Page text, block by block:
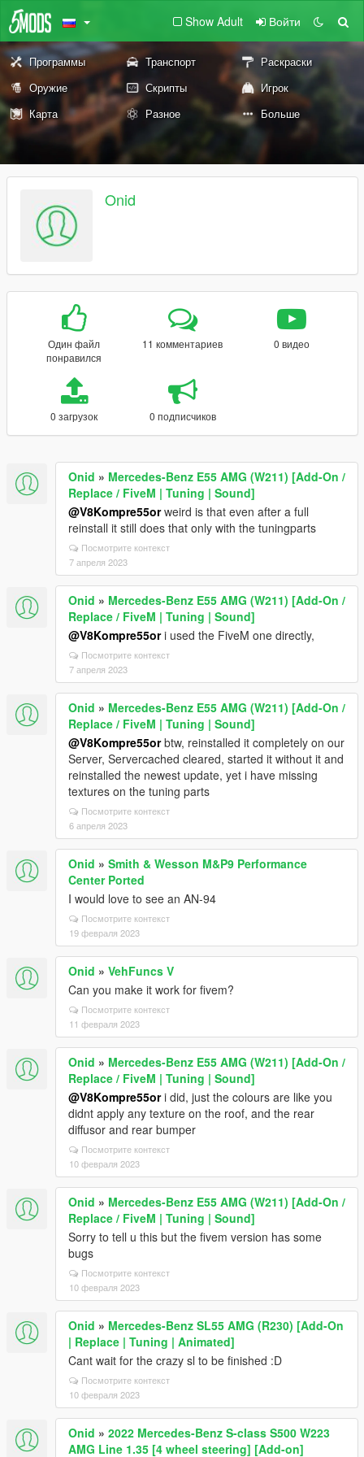
Show Adult Войти
Программы Транспорт
Раскраски
Оружие
Скрипты
Игрок
Карта
Разное Больше
Onid
Один файл
понравился
11 комментариев 0 видео
0 загрузок 0 подписчиков
Onid » Mercedes-Benz E55 AMG (W211) [Add-On /
Replace / FiveM | Tuning | Sound]
@V8Kompre55orweird is that even after a full
reinstall it still does that only with the tuningparts
Посмотрите контекст
7 апреля 2023
Onid » Mercedes-Benz E55 AMG (W211) [Add-On /
Replace / FiveM | Tuning | Sound]
@V8Kompre55ori used the FiveM one directly,
Посмотрите контекст
7 апреля 2023
Onid » Mercedes-Benz E55 AMG (W211) [Add-On /
Replace / FiveM | Tuning | Sound]
@V8Kompre55orbtw, reinstalled it completely on our
Server, Servercached cleared, started it without it and
reinstalled the newest update, yet i have missing
textures on the tuning parts
Посмотрите контекст
6 апреля 2023
Onid » Smith & Wesson M&P9 Performance
Center Ported
I would love to see an AN-94
Посмотрите контекст
19 февраля 2023
Onid » VehFuncs V
Can you make it work for fivem?
Посмотрите контекст
11 февраля 2023
Onid » Mercedes-Benz E55 AMG (W211) [Add-On /
Replace / FiveM | Tuning | Sound]
@V8Kompre55ori did, just the colours are like you
didnt apply any texture on the roof, and the rear
diffusor and rear bumper
Посмотрите контекст
10 февраля 2023
Onid » Mercedes-Benz E55 AMG (W211) [Add-On /
Replace / FiveM | Tuning | Sound]
Sorry to tell u this but the fivem version has some
bugs
Посмотрите контекст
10 февраля 2023
Onid » Mercedes-Benz SL55 AMG (R230) [Add-On
| Replace | Tuning | Animated]
Cant wait for the crazy sl to be finished :D
Посмотрите контекст
10 февраля 2023
Onid » 2022 Mercedes-Benz S-class S500 W223
AMG Line 1.35 [4 wheel steering] [Add-on]